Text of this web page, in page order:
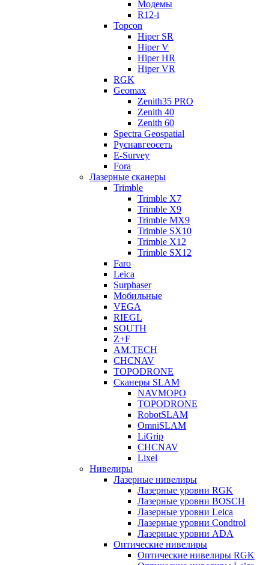
Модемы
R12-i
Topcon
Hiper SR
Hiper V
Hiper HR
Hiper VR
RGK
Geomax
Zenith35 PRO
Zenith 40
Zenith 60
Spectra Geospatial
Руснавгеосеть
E-Survey
Fora
Лазерные сканеры
Trimble
Trimble X7
Trimble X9
Trimble MX9
Trimble SX10
Trimble X12
Trimble SX12
Faro
Leica
Surphaser
Мобильные
VEGA
RIEGL
SOUTH
Z+F
AM.TECH
CHCNAV
TOPODRONE
Сканеры SLAM
NAVMOPO
TOPODRONE
RobotSLAM
OmniSLAM
LiGrip
CHCNAV
Lixel
Нивелиры
Лазерные нивелиры
Лазерные уровни RGK
Лазерные уровни BOSCH
Лазерные уровни Leica
Лазерные уровни Condtrol
Лазерные уровни ADA
Оптические нивелиры
Оптические нивелиры RGK